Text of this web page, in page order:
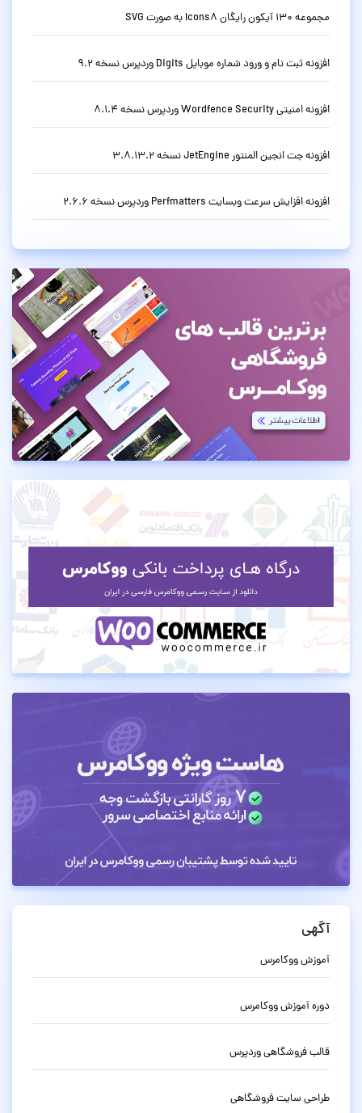
مجموعه 130 آیکون رایگان Icons8 به صورت SVG
افزونه ثبت نام و ورود شماره موبایل Digits وردپرس نسخه 9.2
افزونه امنیتی Wordfence Security وردپرس نسخه 8.1.4
افزونه جت انجین المنتور JetEngine نسخه 3.8.13.2
افزونه افزایش سرعت وبسایت Perfmatters وردپرس نسخه 2.6.6
آگهی
آموزش ووکامرس
دوره آموزش ووکامرس
قالب فروشگاهی وردپرس
طراحی سایت فروشگاهی